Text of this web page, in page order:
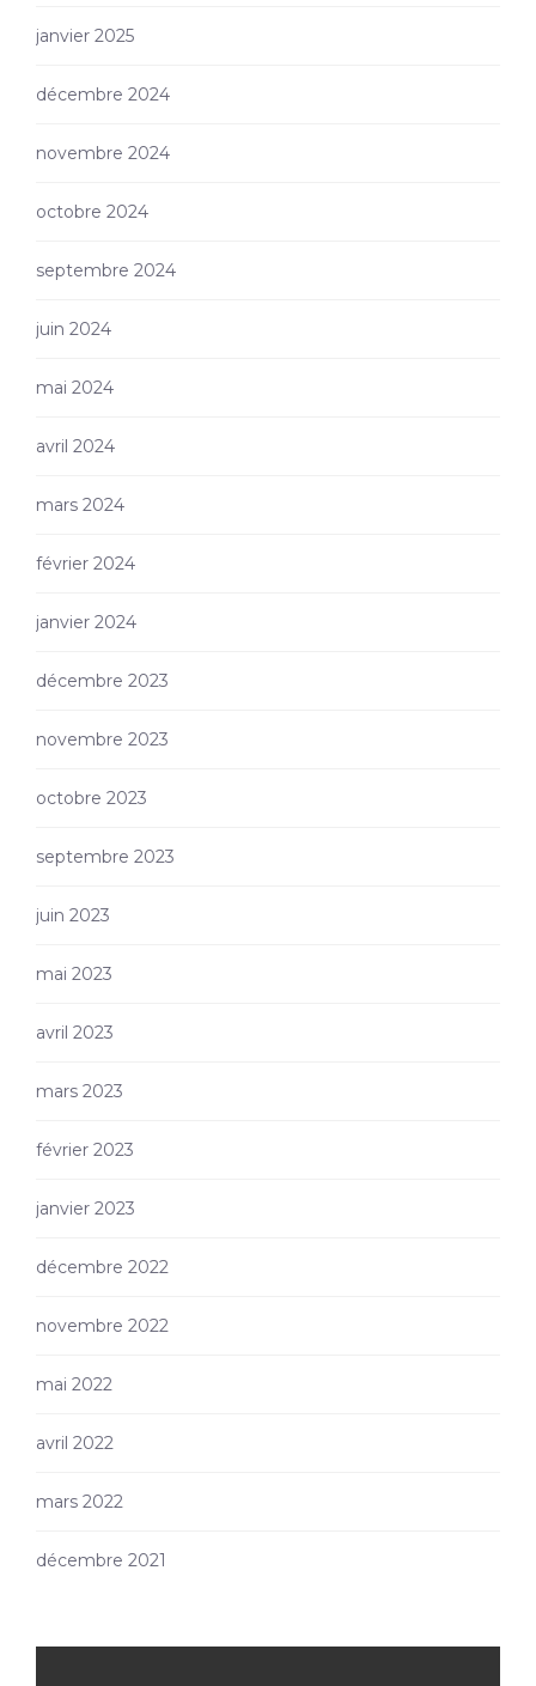
janvier 2025
décembre 2024
novembre 2024
octobre 2024
septembre 2024
juin 2024
mai 2024
avril 2024
mars 2024
février 2024
janvier 2024
décembre 2023
novembre 2023
octobre 2023
septembre 2023
juin 2023
mai 2023
avril 2023
mars 2023
février 2023
janvier 2023
décembre 2022
novembre 2022
mai 2022
avril 2022
mars 2022
décembre 2021